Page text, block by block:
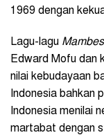
1969 dengan
Lagu-lagu
Edward Mofu dan
nilai kebudayaan
Indonesia bahkan
Indonesia menilai
martabat dengan